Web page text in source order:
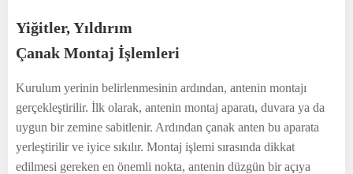
Yiğitler, Yıldırım
Çanak Montaj İşlemleri
Kurulum yerinin belirlenmesinin ardından, antenin montajı
gerçekleştirilir. İlk olarak, antenin montaj aparatı, duvara ya da
uygun bir zemine sabitlenir. Ardından çanak anten bu aparata
yerleştirilir ve iyice sıkılır. Montaj işlemi sırasında dikkat
edilmesi gereken en önemli nokta, antenin düzgün bir açıya